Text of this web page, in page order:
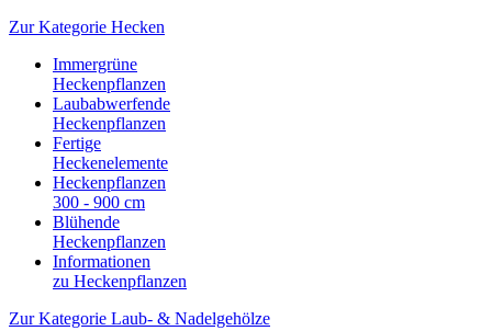
Zur Kategorie Hecken
Immergrüne
Heckenpflanzen
Laubabwerfende
Heckenpflanzen
Fertige
Heckenelemente
Heckenpflanzen
300 - 900 cm
Blühende
Heckenpflanzen
Informationen
zu Heckenpflanzen
Zur Kategorie Laub- & Nadelgehölze